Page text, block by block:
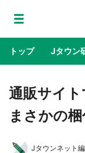
トップ Jタウン
地域×二次元
ラ
通販サイ
まさかの
Jタウンネット